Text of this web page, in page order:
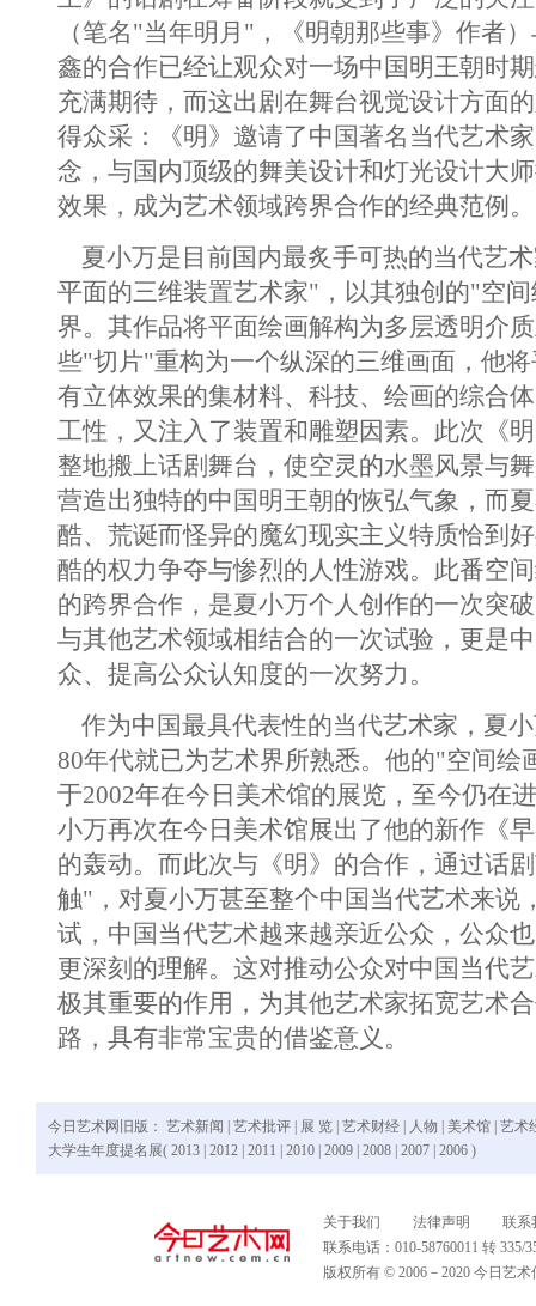
（笔名"当年明月"，《明朝那些事》作者
鑫的合作已经让观众对一场中国明王朝时
充满期待，而这出剧在舞台视觉设计方面
得众采：《明》邀请了中国著名当代艺术
念，与国内顶级的舞美设计和灯光设计大
效果，成为艺术领域跨界合作的经典范例。
夏小万是目前国内最炙手可热的当代艺
平面的三维装置艺术家"，以其独创的"空
界。其作品将平面绘画解构为多层透明介
些"切片"重构为一个纵深的三维画面，他
有立体效果的集材料、科技、绘画的综合
工性，又注入了装置和雕塑因素。此次《
整地搬上话剧舞台，使空灵的水墨风景与
营造出独特的中国明王朝的恢弘气象，而
酷、荒诞而怪异的魔幻现实主义特质恰到
酷的权力争夺与惨烈的人性游戏。此番空
的跨界合作，是夏小万个人创作的一次突
与其他艺术领域相结合的一次试验，更是
众、提高公众认知度的一次努力。
作为中国最具代表性的当代艺术家，夏
80年代就已为艺术界所熟悉。他的"空间绘
于2002年在今日美术馆的展览，至今仍在
小万再次在今日美术馆展出了他的新作《
的轰动。而此次与《明》的合作，通过话
触"，对夏小万甚至整个中国当代艺术来说
试，中国当代艺术越来越亲近公众，公众
更深刻的理解。这对推动公众对中国当代
极其重要的作用，为其他艺术家拓宽艺术
路，具有非常宝贵的借鉴意义。
今日艺术网旧版： 艺术新闻 艺术批评 展 览 艺术财经 人物 美术馆 艺术
大学生年度提名展( 2013 2012 2011 2010 2009 2008 2007 2006 )
关于我们 法律声明
联系
联系电话：010-58760011 转
版权所有 © 2006－2020 今日艺